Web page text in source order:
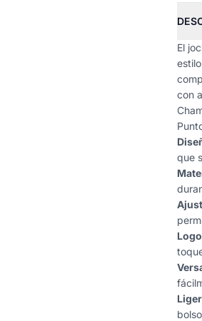
El
con
que